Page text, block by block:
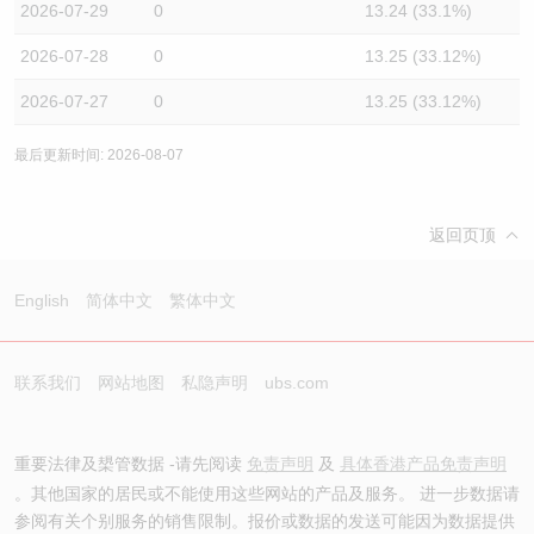
2026-07-29 0 13.24 (33.1%)
2026-07-28 0 13.25 (33.12%)
2026-07-27 0 13.25 (33.12%)
最后更新时间: 2026-08-07
返回页顶
English 简体中文 繁体中文
联系我们 网站地图 私隐声明 ubs.com
重要法律及槼管数据 -请先阅读 免责声明 及 具体香港产品免责声明
。其他国家的居民或不能使用这些网站的产品及服务。 进一步数据请
参阅有关个别服务的销售限制。报价或数据的发送可能因为数据提供